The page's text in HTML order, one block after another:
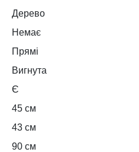
Дерево
Немає
Прямі
Вигнута
Є
45 см
43 см
90 см